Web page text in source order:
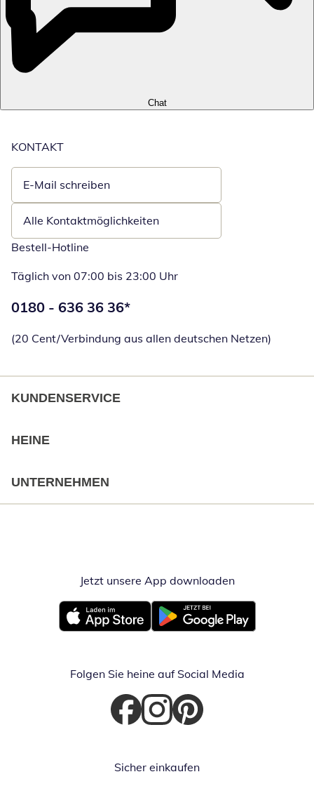
Chat
KONTAKT
E-Mail schreiben
Öffnet E-Mail-Client
Alle Kontaktmöglichkeiten
Bestell-Hotline
Täglich von 07:00 bis 23:00 Uhr
Telefonnummer:
0180 - 636 36 36*
(20 Cent/Verbindung aus allen deutschen Netzen)
KUNDENSERVICE
HEINE
UNTERNEHMEN
Jetzt unsere App downloadenÖffnet in
Öffnet in neuem FensterÖffnet in neuem Fenster
Folgen Sie heine auf Social Media
Öffnet in neuem Fenster
Öffnet in neuem Fenster
Öffnet in neuem Fenster
Sicher einkaufen